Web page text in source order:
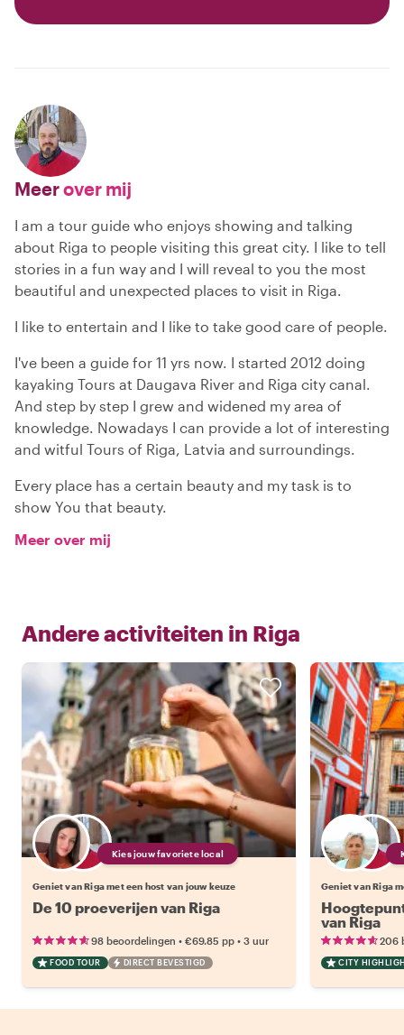
Meerover mij
I am a tour guide who enjoys showing and talking
about Riga to people visiting this great city. I like to tell
stories in a fun way and I will reveal to you the most
beautiful and unexpected places to visit in Riga.
I like to entertain and I like to take good care of people.
I've been a guide for 11 yrs now. I started 2012 doing
kayaking Tours at Daugava River and Riga city canal.
And step by step I grew and widened my area of
knowledge. Nowadays I can provide a lot of interesting
and witful Tours of Riga, Latvia and surroundings.
Every place has a certain beauty and my task is to
show You that beauty.
Meer over mij
Andere activiteiten in Riga
Kies jouw favoriete local
Geniet van Riga met een host van jouw keuze
De 10 proeverijen van Riga
98 beoordelingen • €69.85 pp • 3 uur
FOOD TOUR DIRECT BEVESTIGD
Geniet van Riga
van Riga
206
CITY